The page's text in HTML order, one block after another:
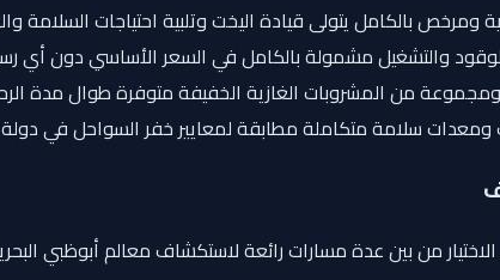
ومرخص بالكامل يتولى قيادة اليخت وتلبية احتياجات السلامة
والتشغيل مشمولة بالكامل في السعر الأساسي دون أي
ومجموعة من المشروبات الغازية الخفيفة متوفرة طوال مدة
ومعدات سلامة متكاملة مطابقة لمعايير خفر السواحل في دولة
الاختيار من بين عدة مسارات رائعة لاستكشاف معالم أبوظبي